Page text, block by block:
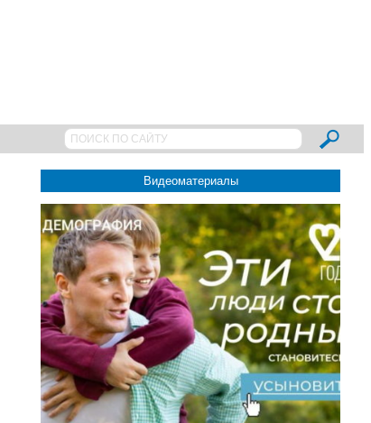
Видеоматериалы